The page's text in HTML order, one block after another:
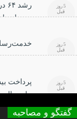
سه‌ماهه
5 روز
قبل
حسینی
5 روز
قبل
ماه سال
5 روز
قبل
گفتگو و مصاحبه